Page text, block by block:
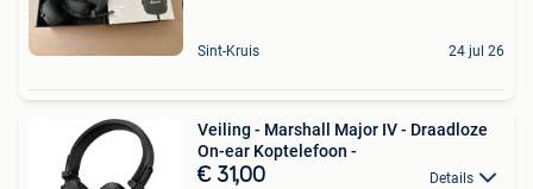
Sint-Kruis 24 jul 26
Veiling - Marshall Major IV - Draadloze
On-ear Koptelefoon -
€ 31,00 Details